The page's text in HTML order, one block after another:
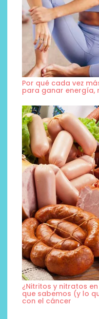
Por qué cada vez
para ganar energía,
¿Nitritos y nitratos
que sabemos (y lo
con el cáncer